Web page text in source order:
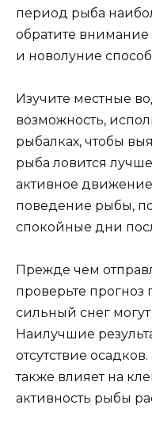
период рыба
обратите
и новолуние
Изучите местные
возможность,
рыбалках, чтобы
рыба ловится
активное
поведение рыбы,
спокойные дни
Прежде чем
проверьте
сильный снег могут
Наилучшие
отсутствие
также влияет на
активность рыбы